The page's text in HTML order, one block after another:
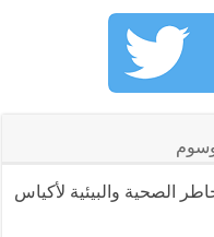
الصحية والبيئية لأكياس